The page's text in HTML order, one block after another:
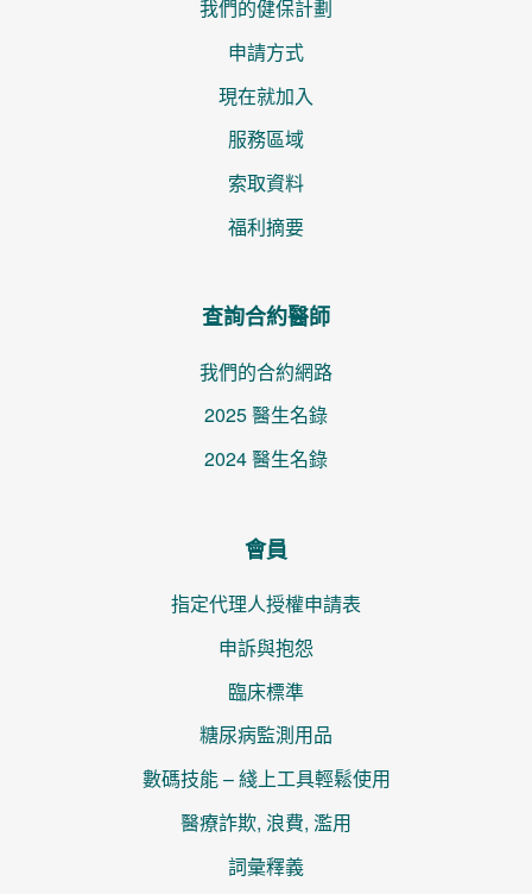
我們的健保計劃
申請方式
現在就加入
服務區域
索取資料
福利摘要
查詢合約醫師
我們的合約網路
2025 醫生名錄
2024 醫生名錄
會員
指定代理人授權申請表
申訴與抱怨
臨床標準
糖尿病監測用品
數碼技能 – 綫上工具輕鬆使用
醫療詐欺, 浪費, 濫用
詞彙釋義